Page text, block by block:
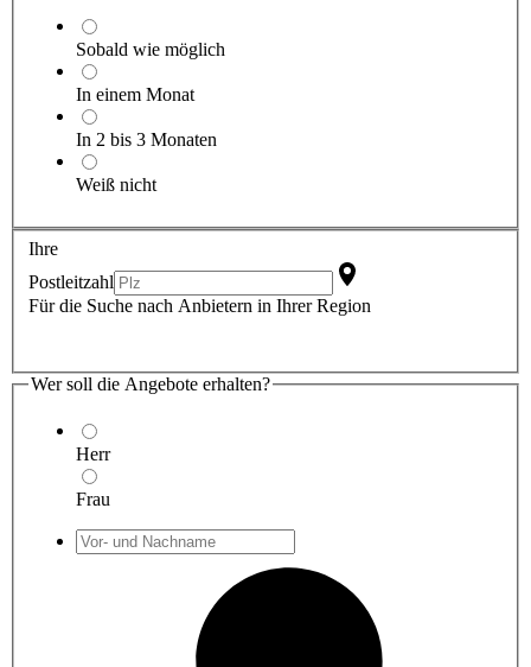
Sobald wie möglich
In einem Monat
In 2 bis 3 Monaten
Weiß nicht
Ihre
Postleitzahl
Für die Suche nach Anbietern in Ihrer Region
Wer soll die Angebote erhalten?
Herr
Frau